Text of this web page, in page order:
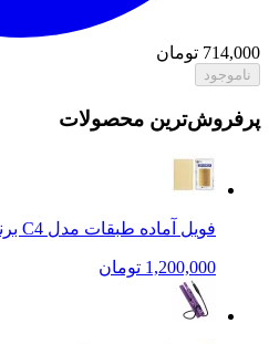
714,000 تومان
ناموجود
پرفروش‌ترین محصولات
فویل آماده طبقات مدل C4 برند Lanrui
1,200,000 تومان